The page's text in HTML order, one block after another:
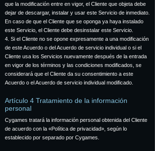
que la modificación entre en vigor, el Cliente que objeta debe
dejar de descargar, instalar y usar este Servicio de inmediato.
En caso de que el Cliente que se oponga ya haya instalado
este Servicio, el Cliente debe desinstalar este Servicio.
4. Si el Cliente no se opone expresamente a una modificación
de este Acuerdo o del Acuerdo de servicio individual o si el
Cliente usa los Servicios nuevamente después de la entrada
en vigor de los términos y las condiciones modificados, se
considerará que el Cliente da su consentimiento a este
Acuerdo o el Acuerdo de servicio individual modificado.
Artículo 4 Tratamiento de la información
personal
Cygames tratará la información personal obtenida del Cliente
de acuerdo con la «Política de privacidad», según lo
establecido por separado por Cygames.